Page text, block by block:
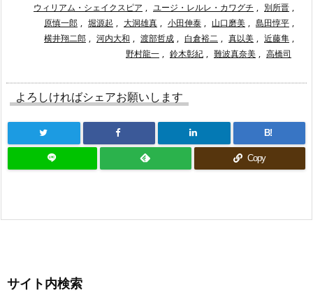
ウィリアム・シェイクスピア , ユージ・レルレ・カワグチ , 別所晋 ,
原慎一郎 , 堀源起 , 大洞雄真 , 小田伸泰 , 山口磨美 , 島田惇平 ,
横井翔二郎 , 河内大和 , 渡部哲成 , 白倉裕二 , 真以美 , 近藤隼 ,
野村龍一 , 鈴木彰紀 , 難波真奈美 , 高橋司
よろしければシェアお願いします
B!
Copy
サイト内検索